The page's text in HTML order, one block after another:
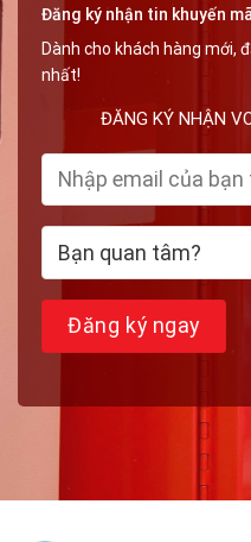
Đăng ký nhận tin khuyến
Dành cho khách hàng mới,
nhất!
ĐĂNG KÝ NHẬN